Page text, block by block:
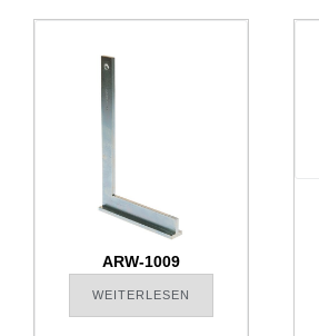
ARW-1009
WEITERLESEN